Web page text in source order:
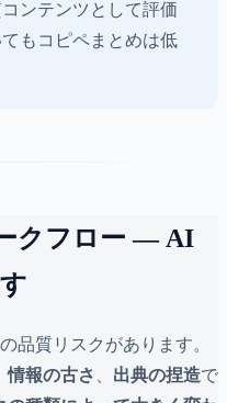
ンテンツとして評価
もコピペまとめは低
クフロー — AI
品質リスクがあります。
、情報の古さ 出典の捏造で